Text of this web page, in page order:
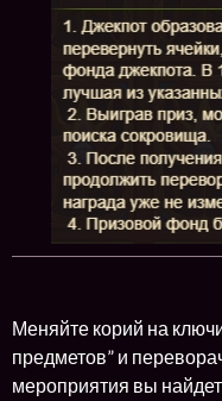
Меняйте корий на
предметов” и
мероприятия вы